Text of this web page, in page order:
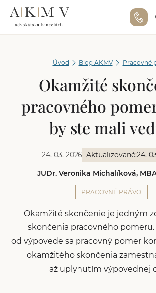
Úvod Blog AKMV Pracovné
Okamžité
pracovného
by ste mali
24. 03. 2026 Aktualizované:24.
JUDr. Veronika Michalíková, MBA
PRACOVNÉ PRÁVO
Okamžité skončenie je jedným
skončenia pracovného pomeru.
od výpovede sa pracovný pomer
okamžitého skončenia
až uplynutím výpovednej